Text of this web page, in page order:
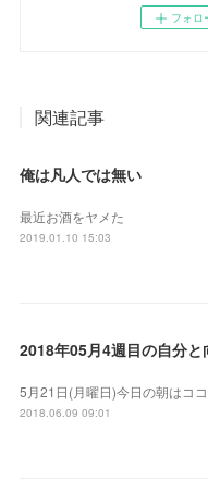
フォロ
関連記事
俺は凡人では無い
最近お酒をヤメた
2019.01.10 15:03
2018年05月4週目の自分と
5月21日(月曜日)今日の朝はココ
2018.06.09 09:01